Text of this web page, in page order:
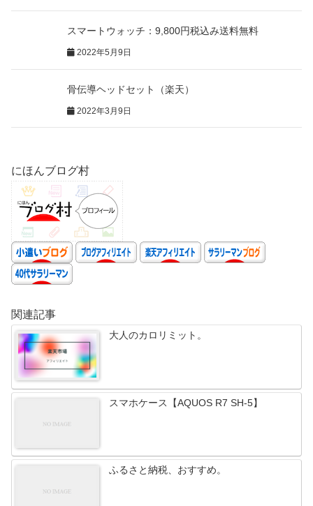
スマートウォッチ：9,800円税込み送料無料
2022年5月9日
骨伝導ヘッドセット（楽天）
2022年3月9日
にほんブログ村
関連記事
大人のカロリミット。
スマホケース【AQUOS R7 SH-5】
ふるさと納税、おすすめ。